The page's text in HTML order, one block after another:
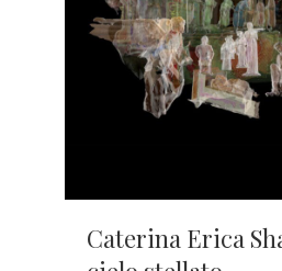
Caterina Erica